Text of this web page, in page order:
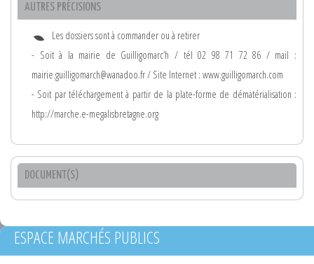
AUTRES PRÉCISIONS
Les dossiers sont à commander ou à retirer
- Soit à la mairie de Guilligomarc’h / tél 02 98 71 72 86 / mail :
mairie.guilligomarch@wanadoo.fr / Site Internet : www.guilligomarch.com
- Soit par téléchargement à partir de la plate-forme de dématérialisation :
http://marche.e-megalisbretagne.org
DOCUMENT(S)
ESPACE MARCHÉS PUBLICS